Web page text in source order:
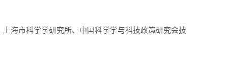
海市科学学研究所、中国科学学与科技政策研究会技